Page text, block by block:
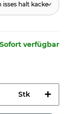
isses halt kacke
Sofort verfügbar
Stk